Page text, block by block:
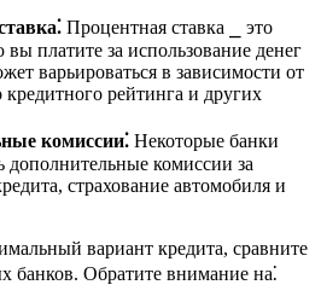
Процентная ставка ⎯ это
платите за использование денег
варьироваться в зависимости от
кредитного рейтинга и других
комиссии⁚ Некоторые банки
дополнительные комиссии за
страхование автомобиля и
вариант кредита, сравните
банков. Обратите внимание на⁚